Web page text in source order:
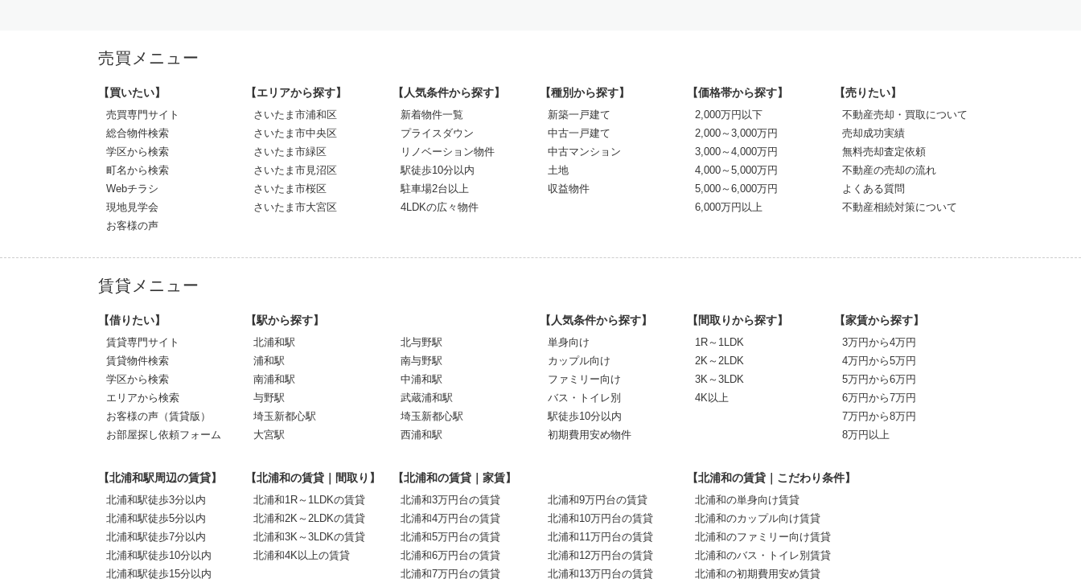
売買メニュー
【買いたい】
売買専門サイト
総合物件検索
学区から検索
町名から検索
Webチラシ
現地見学会
お客様の声
【エリアから探す】
さいたま市浦和区
さいたま市中央区
さいたま市緑区
さいたま市見沼区
さいたま市桜区
さいたま市大宮区
【人気条件から探す】
新着物件一覧
プライスダウン
リノベーション物件
駅徒歩10分以内
駐車場2台以上
4LDKの広々物件
【種別から探す】
新築一戸建て
中古一戸建て
中古マンション
土地
収益物件
【価格帯から探す】
2,000万円以下
2,000～3,000万円
3,000～4,000万円
4,000～5,000万円
5,000～6,000万円
6,000万円以上
【売りたい】
不動産売却・買取について
売却成功実績
無料売却査定依頼
不動産の売却の流れ
よくある質問
不動産相続対策について
賃貸メニュー
【借りたい】
賃貸専門サイト
賃貸物件検索
学区から検索
エリアから検索
お客様の声（賃貸版）
お部屋探し依頼フォーム
【駅から探す】
北浦和駅
浦和駅
南浦和駅
与野駅
埼玉新都心駅
大宮駅
北与野駅
南与野駅
中浦和駅
武蔵浦和駅
埼玉新都心駅
西浦和駅
【人気条件から探す】
単身向け
カップル向け
ファミリー向け
バス・トイレ別
駅徒歩10分以内
初期費用安め物件
【間取りから探す】
1R～1LDK
2K～2LDK
3K～3LDK
4K以上
【家賃から探す】
3万円から4万円
4万円から5万円
5万円から6万円
6万円から7万円
7万円から8万円
8万円以上
【北浦和駅周辺の賃貸】
北浦和駅徒歩3分以内
北浦和駅徒歩5分以内
北浦和駅徒歩7分以内
北浦和駅徒歩10分以内
北浦和駅徒歩15分以内
【北浦和の賃貸｜間取り】
北浦和1R～1LDKの賃貸
北浦和2K～2LDKの賃貸
北浦和3K～3LDKの賃貸
北浦和4K以上の賃貸
【北浦和の賃貸｜家賃】
北浦和3万円台の賃貸
北浦和4万円台の賃貸
北浦和5万円台の賃貸
北浦和6万円台の賃貸
北浦和7万円台の賃貸
北浦和9万円台の賃貸
北浦和10万円台の賃貸
北浦和11万円台の賃貸
北浦和12万円台の賃貸
北浦和13万円台の賃貸
【北浦和の賃貸｜こだわり条件】
北浦和の単身向け賃貸
北浦和のカップル向け賃貸
北浦和のファミリー向け賃貸
北浦和のバス・トイレ別賃貸
北浦和の初期費用安め賃貸